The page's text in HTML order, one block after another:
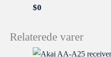
$0
Relaterede varer